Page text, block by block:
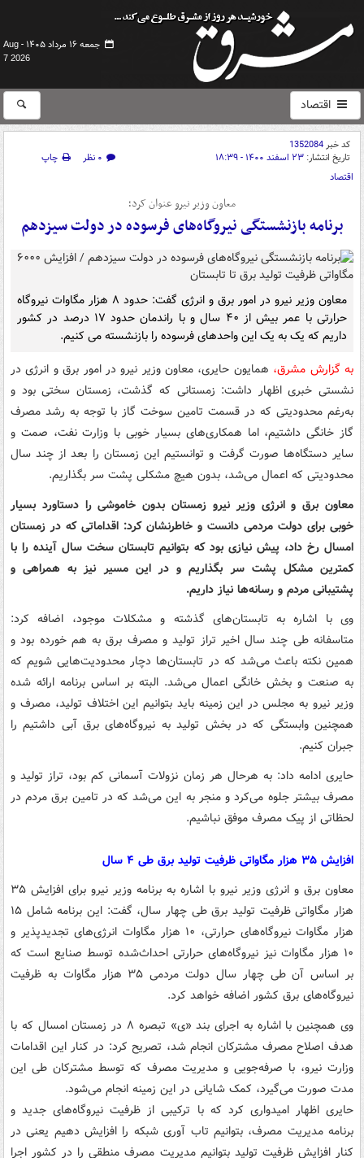
جمعه ۱۶ مرداد ۱۴۰۵ -
Aug
7 2026
اقتصاد
کد خبر1352084
تاریخ انتشار: ۲۳ اسفند ۱۴۰۰ - ۱۸:۳۹ ۰ نظر
چاپ
اقتصاد
معاون وزیر نیرو عنوان کرد؛
برنامه بازنشستگی نیروگاه‌های فرسوده در دولت سیزدهم
معاون وزیر نیرو در امور برق و انرژی گفت: حدود ۸ هزار مگاوات نیروگاه
حرارتی با عمر بیش از ۴۰ سال و با راندمان حدود ۱۷ درصد در کشور
داریم که یک به یک این واحدهای فرسوده را بازنشسته می کنیم.
به گزارش مشرق، همایون حایری، معاون وزیر نیرو در امور برق و انرژی در
نشستی خبری اظهار داشت: زمستانی که گذشت، زمستان سختی بود و
به‌رغم محدودیتی که در قسمت تامین سوخت گاز با توجه به رشد مصرف
گاز خانگی داشتیم، اما همکاری‌های بسیار خوبی با وزارت نفت، صمت و
سایر دستگاه‌ها صورت گرفت و توانستیم این زمستان را بعد از چند سال
محدودیتی که اعمال می‌شد، بدون هیچ مشکلی پشت سر بگذاریم.
معاون برق و انرژی وزیر نیرو زمستان بدون خاموشی را دستاورد بسیار
خوبی برای دولت مردمی دانست و خاطرنشان کرد: اقداماتی که در زمستان
امسال رخ داد، پیش‌ نیازی بود که بتوانیم تابستان سخت سال آینده را با
کمترین مشکل پشت سر بگذاریم و در این مسیر نیز به همراهی و
پشتیبانی مردم و رسانه‌ها نیاز داریم.
وی با اشاره به تابستان‌های گذشته و مشکلات موجود، اضافه کرد:
متاسفانه طی چند سال اخیر تراز تولید و مصرف برق به هم خورده بود و
همین نکته باعث می‌شد که در تابستان‌ها دچار محدودیت‌هایی شویم که
به صنعت و بخش خانگی اعمال می‌شد. البته بر اساس برنامه ارائه شده
وزیر نیرو به مجلس در این زمینه باید بتوانیم این اختلاف تولید، مصرف و
همچنین وابستگی که در بخش تولید به نیروگاه‌های برق آبی داشتیم را
جبران کنیم.
حایری ادامه داد: به هرحال هر زمان نزولات آسمانی کم بود، تراز تولید و
مصرف بیشتر جلوه می‌کرد و منجر به این می‌شد که در تامین برق مردم در
لحظاتی از پیک مصرف موفق نباشیم.
افزایش ۳۵ هزار مگاواتی ظرفیت تولید برق طی ۴ سال
معاون برق و انرژی وزیر نیرو با اشاره به برنامه وزیر نیرو برای افزایش ۳۵
هزار مگاواتی ظرفیت تولید برق طی چهار سال، گفت: این برنامه شامل ۱۵
هزار مگاوات نیروگاه‌های حرارتی، ۱۰ هزار مگاوات انرژی‌های تجدیدپذیر و
۱۰ هزار مگاوات نیز نیروگاه‌های حرارتی احداث‌شده توسط صنایع است که
بر اساس آن طی چهار سال دولت مردمی ۳۵ هزار مگاوات به ظرفیت
نیروگاه‌های برق کشور اضافه خواهد کرد.
وی همچنین با اشاره به اجرای بند «ی» تبصره ۸ در زمستان امسال که با
هدف اصلاح مصرف مشترکان انجام شد، تصریح کرد: در کنار این اقدامات
وزارت نیرو، با صرفه‌جویی‌ و مدیریت مصرف که توسط مشترکان طی این
مدت صورت می‌گیرد، کمک شایانی در این زمینه انجام می‌شود.
حایری اظهار امیدواری کرد که با ترکیبی از ظرفیت نیروگاه‌های جدید و
برنامه مدیریت مصرف، بتوانیم تاب آوری شبکه را افزایش دهیم یعنی در
کنار افزایش ظرفیت تولید بتوانیم مدیریت مصرف منطقی را در کشور اجرا